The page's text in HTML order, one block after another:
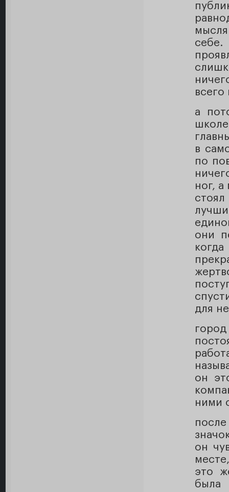
всего
а
в
по
ног, а
они
для
он
ними
он
это
была